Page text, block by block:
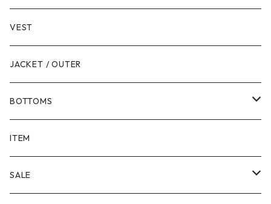
VEST
JACKET / OUTER
BOTTOMS
SHORTS
PANTS
ITEM
SALE